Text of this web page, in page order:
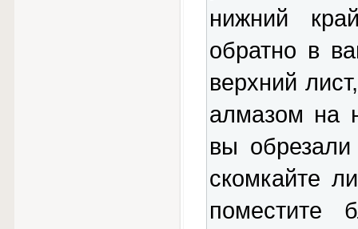
нижний
обратно в
верхний
алмазом на
вы
скомкайте
поместите